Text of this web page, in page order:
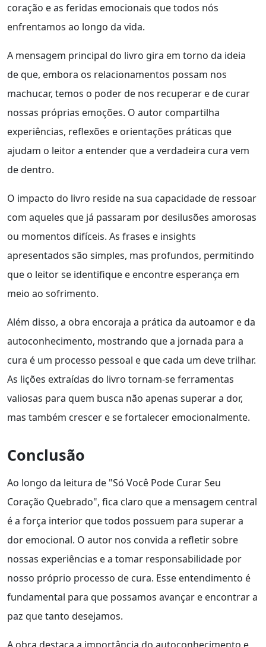
coração e as feridas emocionais que todos nós
enfrentamos ao longo da vida.
A mensagem principal do livro gira em torno da ideia
de que, embora os relacionamentos possam nos
machucar, temos o poder de nos recuperar e de curar
nossas próprias emoções. O autor compartilha
experiências, reflexões e orientações práticas que
ajudam o leitor a entender que a verdadeira cura vem
de dentro.
O impacto do livro reside na sua capacidade de ressoar
com aqueles que já passaram por desilusões amorosas
ou momentos difíceis. As frases e insights
apresentados são simples, mas profundos, permitindo
que o leitor se identifique e encontre esperança em
meio ao sofrimento.
Além disso, a obra encoraja a prática da autoamor e da
autoconhecimento, mostrando que a jornada para a
cura é um processo pessoal e que cada um deve trilhar.
As lições extraídas do livro tornam-se ferramentas
valiosas para quem busca não apenas superar a dor,
mas também crescer e se fortalecer emocionalmente.
Conclusão
Ao longo da leitura de "Só Você Pode Curar Seu
Coração Quebrado", fica claro que a mensagem central
é a força interior que todos possuem para superar a
dor emocional. O autor nos convida a refletir sobre
nossas experiências e a tomar responsabilidade por
nosso próprio processo de cura. Esse entendimento é
fundamental para que possamos avançar e encontrar a
paz que tanto desejamos.